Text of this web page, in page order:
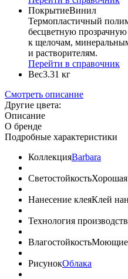
ПокрытиеВинил
Термопластичный
бесцветную
к щелочам,
и растворителям.
Перейти в справочник
Вес3.31 кг
Смотреть описание
Другие цвета:
Описание
О бренде
Подробные характеристики
КоллекцияBarbara
СветостойкостьХорошая
Нанесение клеяКлей
Технология
Влагостойкость
РисунокОблака